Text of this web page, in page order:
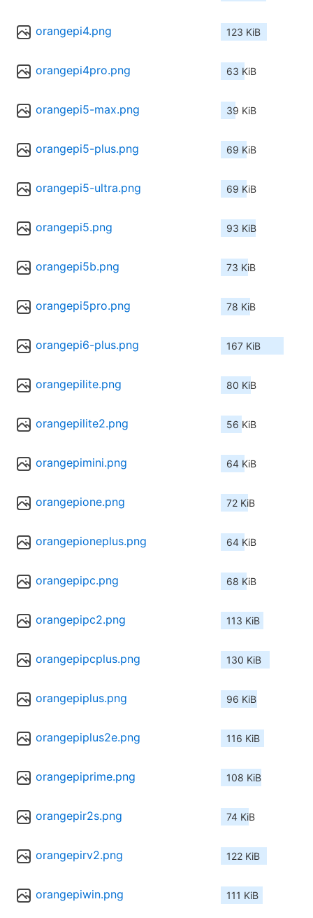
orangepi4.png 123 KiB
orangepi4pro.png 63 KiB
orangepi5-max.png 39 KiB
orangepi5-plus.png 69 KiB
orangepi5-ultra.png 69 KiB
orangepi5.png 93 KiB
orangepi5b.png 73 KiB
orangepi5pro.png 78 KiB
orangepi6-plus.png 167 KiB
orangepilite.png 80 KiB
orangepilite2.png 56 KiB
orangepimini.png 64 KiB
orangepione.png 72 KiB
orangepioneplus.png 64 KiB
orangepipc.png 68 KiB
orangepipc2.png 113 KiB
orangepipcplus.png 130 KiB
orangepiplus.png 96 KiB
orangepiplus2e.png 116 KiB
orangepiprime.png 108 KiB
orangepir2s.png 74 KiB
orangepirv2.png 122 KiB
orangepiwin.png 111 KiB